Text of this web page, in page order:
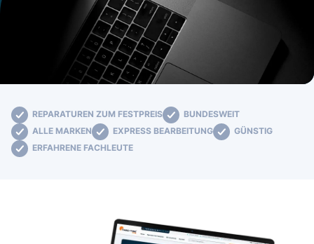
REPARATUREN ZUM FESTPREIS
BUNDESWEIT
ALLE MARKEN
EXPRESS BEARBEITUNG
GÜNSTIG
ERFAHRENE FACHLEUTE